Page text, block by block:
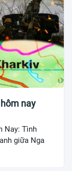
nay
Nay: Tình
giữa Nga